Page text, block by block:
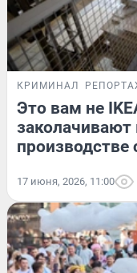
КРИМИНАЛ
Это вам не
17 июня, 2026, 11:00